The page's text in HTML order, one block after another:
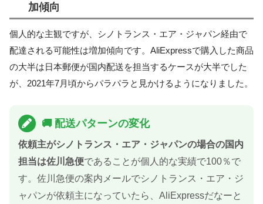
加傾向
個人的な主観ですが、シノトランス・エア・ジャパン経由で
配達される可能性は増加傾向です。AliExpressで購入した商品
の大半は日本郵便が国内配送を担当するケースが大半でした
が、2021年7月頃からパラパラと見かけるようになりました。
🚚 配送パターンの変化
依頼主がシノトランス・エア・ジャパンの場合の国内
担当は佐川急便であることが個人的な実績で100％で
す。佐川急便の案内メールでシノトランス・エア・ジ
ャパンが依頼主になっていたら、AliExpressだなーと